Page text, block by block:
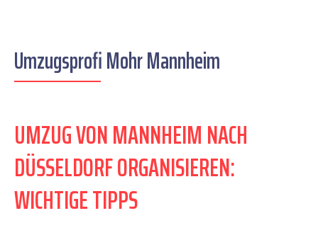
Umzugsprofi Mohr Mannheim
UMZUG VON MANNHEIM NACH
DÜSSELDORF ORGANISIEREN:
WICHTIGE TIPPS